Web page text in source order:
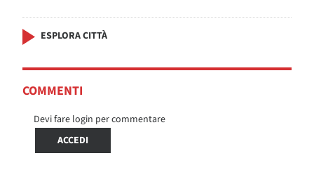
ESPLORA CITTÀ
COMMENTI
Devi fare login per commentare
ACCEDI